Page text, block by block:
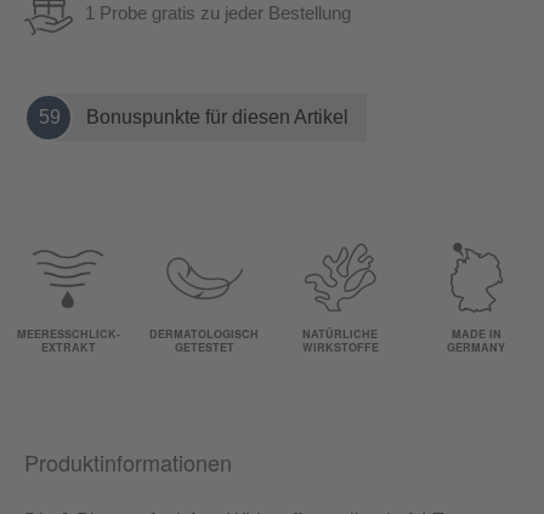
1 Probe gratis zu jeder Bestellung
59 Bonuspunkte für diesen Artikel
MEERESSCHLICK-
EXTRAKT
DERMATOLOGISCH
GETESTET
NATÜRLICHE
WIRKSTOFFE
MADE IN
GERMANY
Produktinformationen